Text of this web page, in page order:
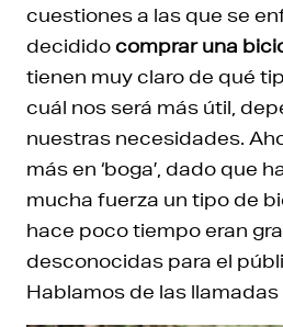
cuestiones a las que se
decididocomprar una
tienen muy claro de qué
cuál nos será más útil,
nuestras necesidades.
más en ‘boga’, dado que
mucha fuerza un tipo de
hace poco tiempo eran
desconocidas para el
Hablamos de las llamadas